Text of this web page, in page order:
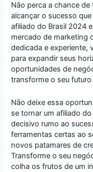
Não perca a chance
alcançar o sucesso
afiliado do Brasil 2024
mercado de marketing
dedicada e experiente,
para expandir seus
oportunidades de
transforme o seu
Não deixe essa
se tornar um afiliado
decisivo rumo ao
ferramentas certas ao
novos patamares de
Transforme o seu
colha os frutos de um